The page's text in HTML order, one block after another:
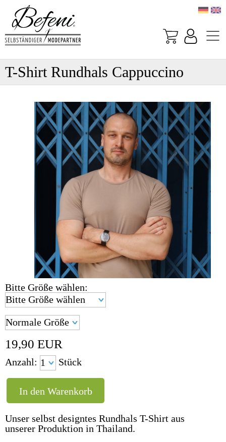
T-Shirt Rundhals Cappuccino
Bitte Größe wählen:
19,90 EUR
Anzahl: Stück
Unser selbst designtes Rundhals T-Shirt aus
unserer Produktion in Thailand.